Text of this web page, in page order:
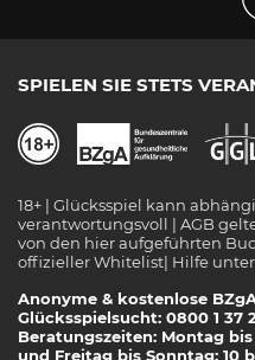
SPIELEN SIE STETS
18+ | Glücksspiel kann
verantwortungsvoll | AGB
von den hier aufgeführten
offizieller Whitelist| Hilfe unter
Anonyme & kostenlose
Glücksspielsucht: 0800 1 37
Beratungszeiten: Montag
und Freitag bis Sonntag: 10